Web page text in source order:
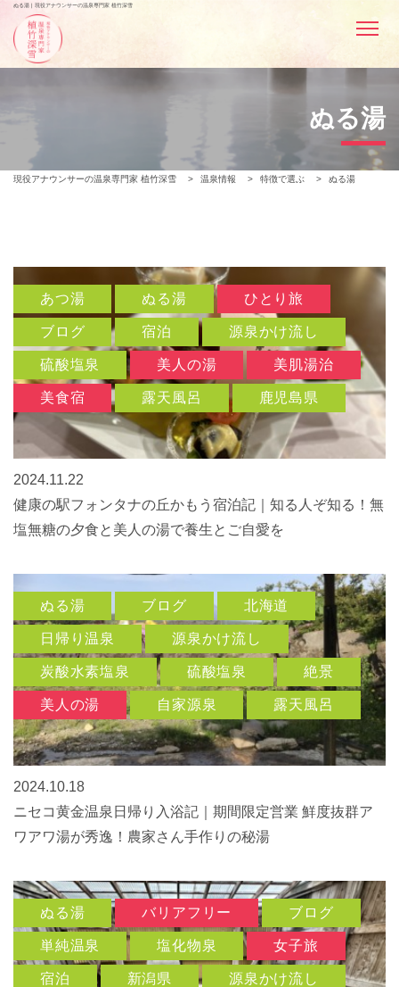
ぬる湯 | 現役アナウンサーの温泉専門家 植竹深雪
ぬる湯
現役アナウンサーの温泉専門家 植竹深雪 > 温泉情報 > 特徴で選ぶ > ぬる湯
あつ湯 ぬる湯 ひとり旅
ブログ 宿泊 源泉かけ流し
硫酸塩泉 美人の湯 美肌湯治
美食宿 露天風呂 鹿児島県
2024.11.22
健康の駅フォンタナの丘かもう宿泊記｜知る人ぞ知る！無
塩無糖の夕食と美人の湯で養生とご自愛を
ぬる湯 ブログ 北海道
日帰り温泉 源泉かけ流し
炭酸水素塩泉 硫酸塩泉 絶景
美人の湯 自家源泉 露天風呂
2024.10.18
ニセコ黄金温泉日帰り入浴記｜期間限定営業 鮮度抜群ア
ワアワ湯が秀逸！農家さん手作りの秘湯
ぬる湯 バリアフリー ブログ
単純温泉 塩化物泉 女子旅
宿泊 新潟県 源泉かけ流し